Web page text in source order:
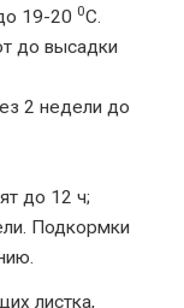
19-20 0С.
до высадки
2 недели до
до 12 ч;
Подкормки
листка,